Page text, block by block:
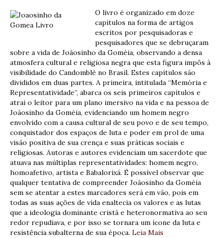
O livro é organizado em doze
capítulos na forma de artigos
escritos por pesquisadoras e
pesquisadores que se debruçaram
sobre a vida de Joãosinho da Goméia, observando a densa
atmosfera cultural e religiosa negra que esta figura impôs à
visibilidade do Candomblé no Brasil. Estes capítulos são
divididos em duas partes. A primeira, intitulada “Memória e
Representatividade”, abarca os seis primeiros capítulos e
atrai o leitor para um plano imersivo na vida e na pessoa de
Joãosinho da Goméia, evidenciando um homem negro
envolvido com a causa cultural de seu povo e de seu tempo,
conquistador dos espaços de luta e poder em prol de uma
visão positiva de sua crença e suas práticas sociais e
religiosas. Autoras e autores evidenciam um sacerdote que
atuava nas múltiplas representatividades: homem negro,
homoafetivo, artista e Babalorixá. É possível observar que
qualquer tentativa de compreender Joãosinho da Goméia
sem se atentar a estes marcadores será em vão, pois em
todas as suas ações de vida enaltecia os valores e as lutas
que a ideologia dominante cristã e heteronormativa ao seu
redor repudiava, e por isso se tornara um ícone da luta e
resistência subalterna de sua época. Leia Mais